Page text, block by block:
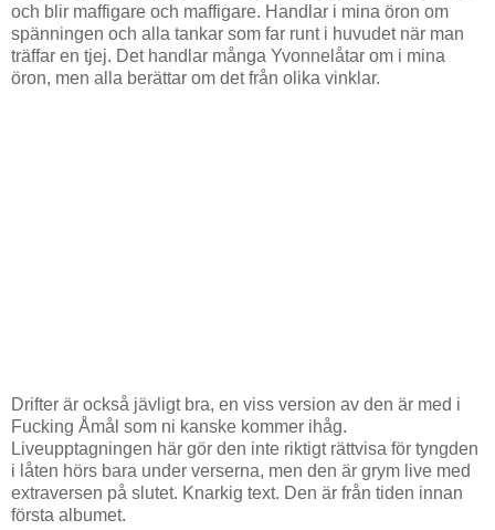
och blir maffigare och maffigare. Handlar i mina öron om
spänningen och alla tankar som far runt i huvudet när man
träffar en tjej. Det handlar många Yvonnelåtar om i mina
öron, men alla berättar om det från olika vinklar.
Drifter är också jävligt bra, en viss version av den är med i
Fucking Åmål som ni kanske kommer ihåg.
Liveupptagningen här gör den inte riktigt rättvisa för tyngden
i låten hörs bara under verserna, men den är grym live med
extraversen på slutet. Knarkig text. Den är från tiden innan
första albumet.